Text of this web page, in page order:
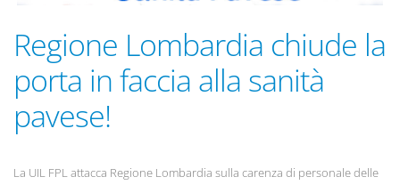
Regione Lombardia chiude la
porta in faccia alla sanità
pavese!
La UIL FPL attacca Regione Lombardia sulla carenza di personale delle